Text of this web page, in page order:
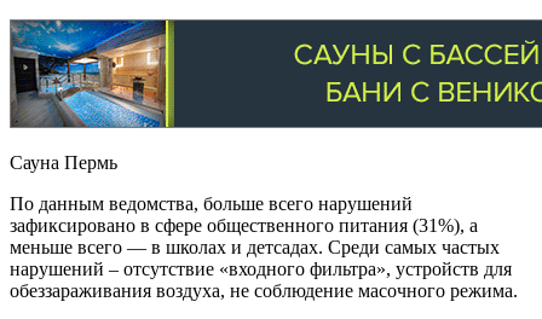
Сауна Пермь
По данным ведомства, больше всего нарушений
зафиксировано в сфере общественного питания (31%), а
меньше всего — в школах и детсадах. Среди самых частых
нарушений – отсутствие «входного фильтра», устройств для
обеззараживания воздуха, не соблюдение масочного режима.